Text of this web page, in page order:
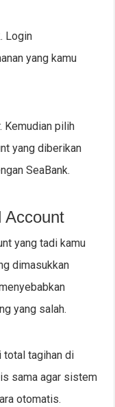
Login
yang kamu
Kemudian pilih
yang diberikan
SeaBank.
Account
yang tadi kamu
dimasukkan
yang salah.
total tagihan di
sama agar sistem
otomatis.